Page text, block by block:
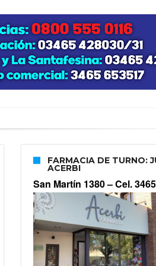
FARMACIA DE TURNO:
ACERBI
San Martín 1380 –Cel.